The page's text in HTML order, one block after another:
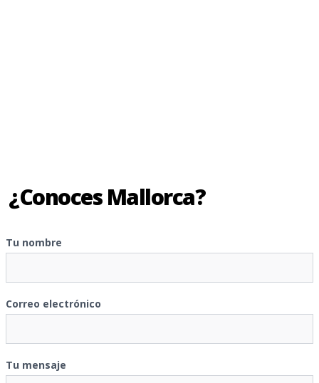
¿Conoces Mallorca?
Tu nombre
Correo electrónico
Tu mensaje